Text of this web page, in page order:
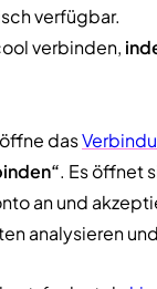
verfügbar.
verbinden,
das
. Es öffnet
an und
analysieren